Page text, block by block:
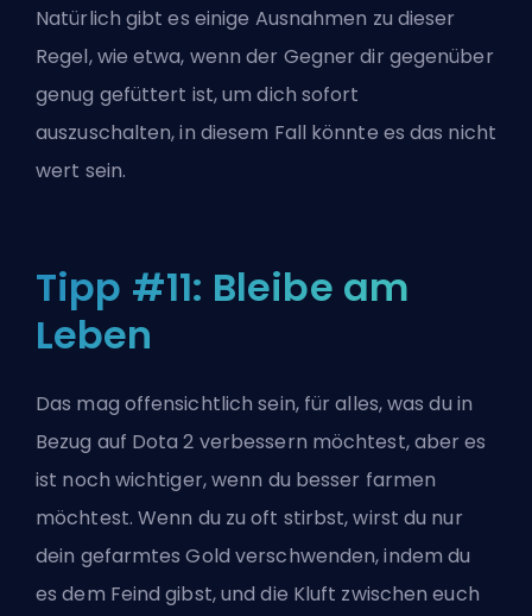
Natürlich gibt es einige Ausnahmen zu dieser
Regel, wie etwa, wenn der Gegner dir gegenüber
genug gefüttert ist, um dich sofort
auszuschalten, in diesem Fall könnte es das nicht
wert sein.
Tipp #11: Bleibe am
Leben
Das mag offensichtlich sein, für alles, was du in
Bezug auf Dota 2 verbessern möchtest, aber es
ist noch wichtiger, wenn du besser farmen
möchtest. Wenn du zu oft stirbst, wirst du nur
dein gefarmtes Gold verschwenden, indem du
es dem Feind gibst, und die Kluft zwischen euch